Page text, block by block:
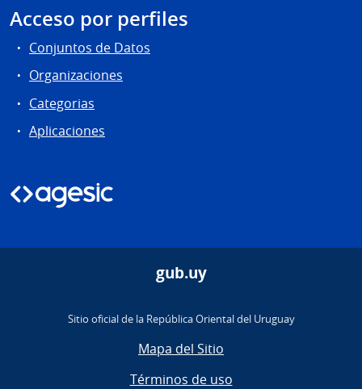
Acceso por perfiles
Conjuntos de Datos
Organizaciones
Categorias
Aplicaciones
gub.uy
Sitio oficial de la República Oriental del Uruguay
Mapa del Sitio
Términos de uso